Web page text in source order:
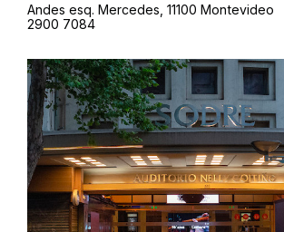
Andes esq. Mercedes, 11100 Montevideo
2900 7084